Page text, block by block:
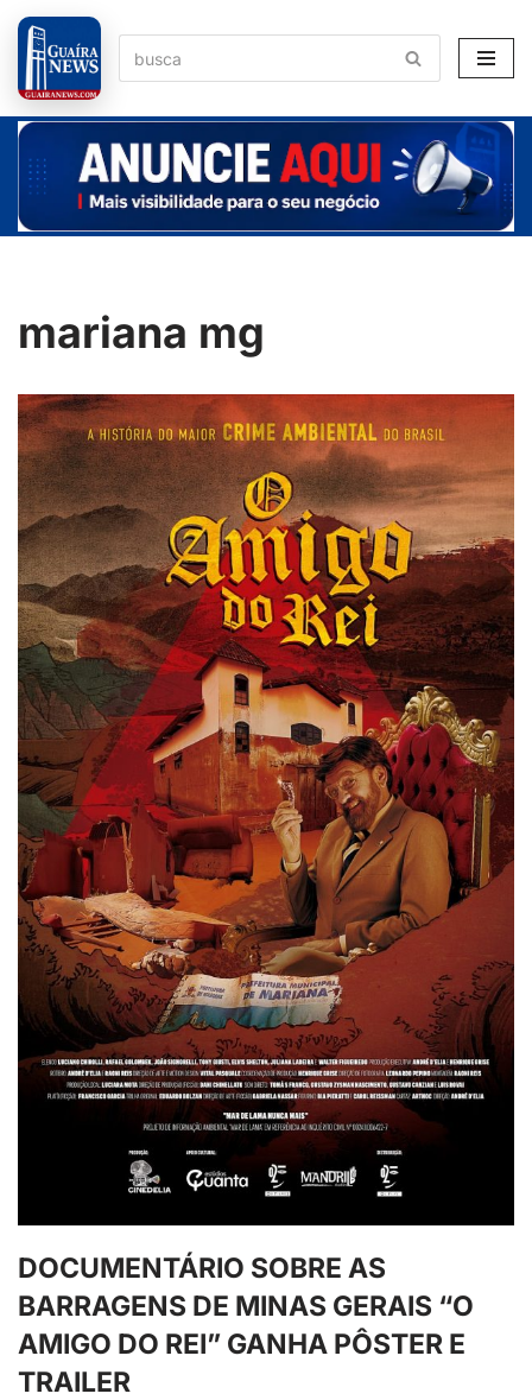
Pular
para
o
conteúdo
mariana mg
DOCUMENTÁRIO SOBRE AS
BARRAGENS DE MINAS GERAIS “O
AMIGO DO REI” GANHA PÔSTER E
TRAILER